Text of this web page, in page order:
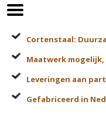
Cortenstaal:
Maatwerk
Leveringen aan
Gefabriceerd in